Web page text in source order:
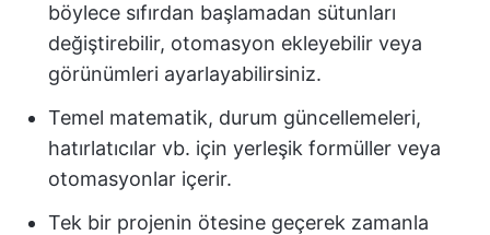
böylece sıfırdan başlamadan sütunları
değiştirebilir, otomasyon ekleyebilir veya
görünümleri ayarlayabilirsiniz.
Temel matematik, durum güncellemeleri,
hatırlatıcılar vb. için yerleşik formüller veya
otomasyonlar içerir.
Tek bir projenin ötesine geçerek zamanla